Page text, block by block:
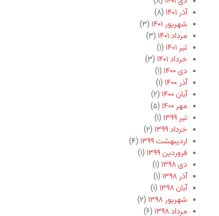
آذر ۱۴۰۱
(۸)
شهریور ۱۴۰۱
(۳)
مرداد ۱۴۰۱
(۳)
تیر ۱۴۰۱
(۱)
خرداد ۱۴۰۱
(۳)
دی ۱۴۰۰
(۱)
آذر ۱۴۰۰
(۱)
آبان ۱۴۰۰
(۲)
مهر ۱۴۰۰
(۵)
تیر ۱۳۹۹
(۱)
خرداد ۱۳۹۹
(۲)
اردیبهشت ۱۳۹۹
(۴)
فروردین ۱۳۹۹
(۱)
دی ۱۳۹۸
(۱)
آذر ۱۳۹۸
(۱)
آبان ۱۳۹۸
(۱)
شهریور ۱۳۹۸
(۲)
مرداد ۱۳۹۸
(۶)